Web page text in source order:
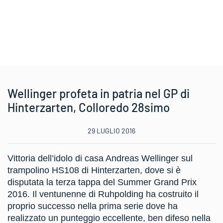
Wellinger profeta in patria nel GP di
Hinterzarten, Colloredo 28simo
29 LUGLIO 2016
Vittoria dell’idolo di casa Andreas Wellinger sul
trampolino HS108 di Hinterzarten, dove si è
disputata la terza tappa del Summer Grand Prix
2016. Il ventunenne di Ruhpolding ha costruito il
proprio successo nella prima serie dove ha
realizzato un punteggio eccellente, ben difeso nella